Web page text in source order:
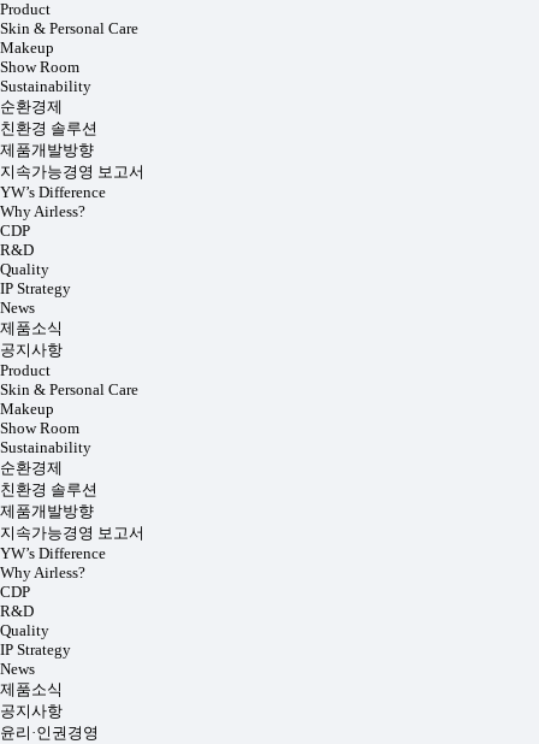
Product
Skin & Personal Care
Makeup
Show Room
Sustainability
순환경제
친환경 솔루션
제품개발방향
지속가능경영 보고서
YW’s Difference
Why Airless?
CDP
R&D
Quality
IP Strategy
News
제품소식
공지사항
Product
Skin & Personal Care
Makeup
Show Room
Sustainability
순환경제
친환경 솔루션
제품개발방향
지속가능경영 보고서
YW’s Difference
Why Airless?
CDP
R&D
Quality
IP Strategy
News
제품소식
공지사항
윤리·인권경영